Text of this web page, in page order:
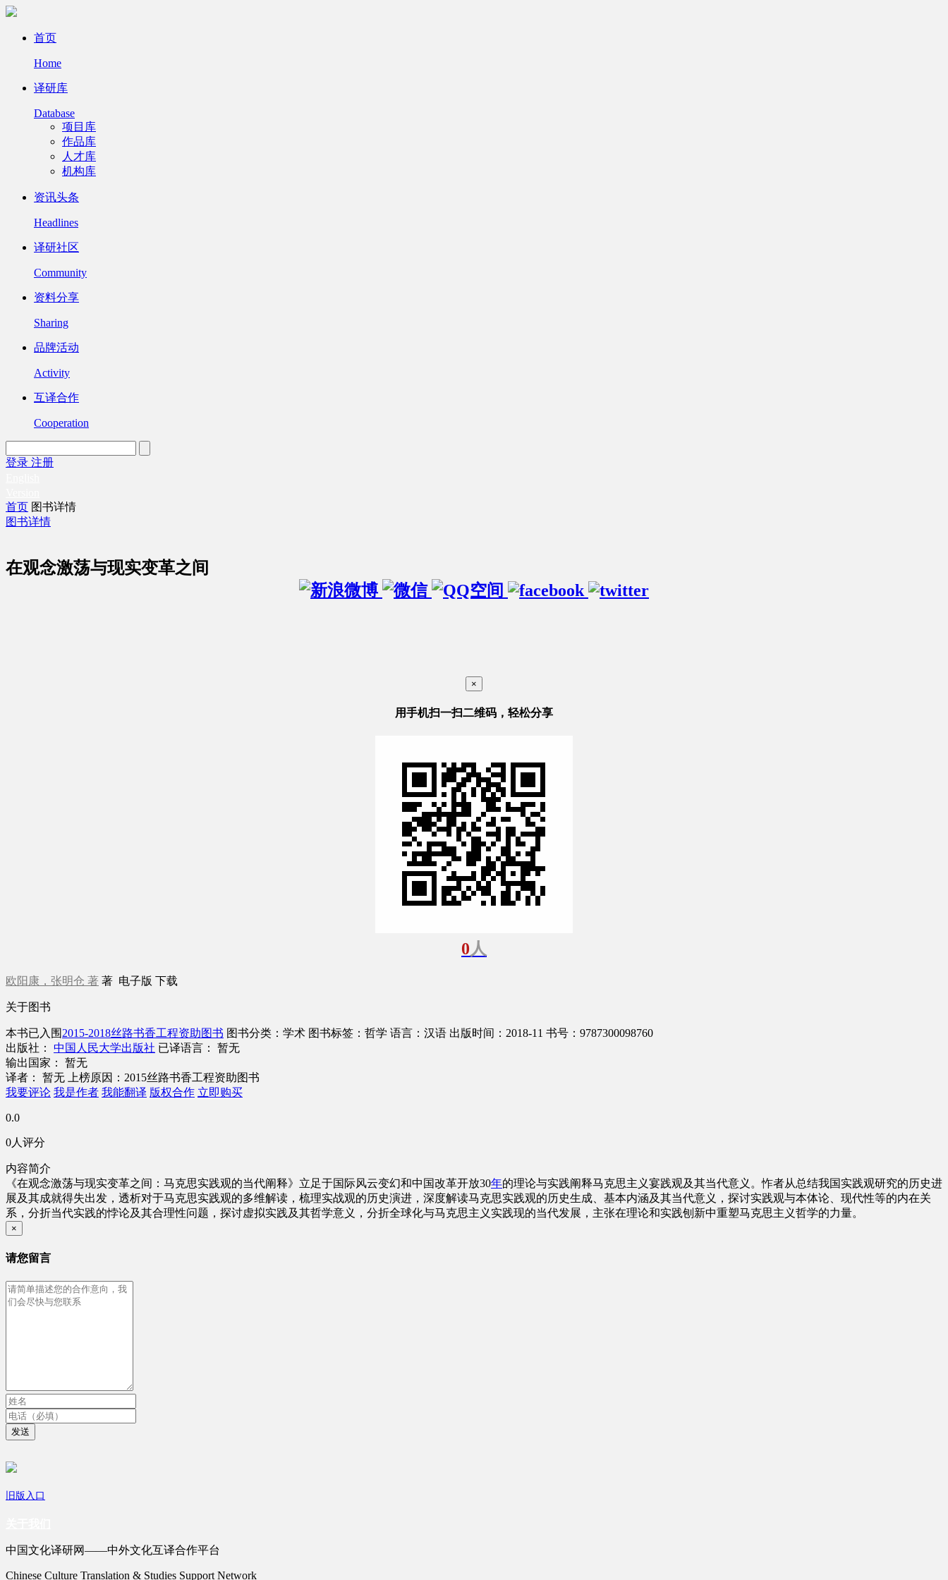
首页
Home
译研库
Database
项目库
作品库
人才库
机构库
资讯头条
Headlines
译研社区
Community
资料分享
Sharing
品牌活动
Activity
互译合作
Cooperation
登录 注册
首页 图书详情
图书详情
在观念激荡与现实变革之间
×
用手机扫一扫二维码，轻松分享
0人
欧阳康，张明仓 著 著 电子版 下载
关于图书
本书已入围 2015-2018丝路书香工程资助图书 图书分类：学术 图书标签：哲学 语言：汉语 出版时间：2018-11 书号：9787300098760
出版社： 中国人民大学出版社 已译语言： 暂无
输出国家： 暂无
译者： 暂无
上榜原因：2015丝路书香工程资助图书
我要评论 我是作者 我能翻译 版权合作 立即购买
0.0
0人评分
内容简介
《在观念激荡与现实变革之间：马克思实践观的当代阐释》立足于国际风云变幻和中国改革开放30年的理论与实践阐释马克思主义宴践观及其当代意义。怍者从总结我国实践观研究的历史进
展及其成就得失出发，透析对于马克思实践观的多维解读，梳理实战观的历史演进，深度解读马克思实践观的历史生成、基本内涵及其当代意义，探讨实践观与本体论、现代性等的内在关
系，分折当代实践的悖论及其合理性问题，探讨虚拟实践及其哲学意义，分折全球化与马克思主义实践现的当代发展，主张在理论和实践刨新中重塑马克思主义哲学的力量。
×
请您留言
发送
旧版入口
中国文化译研网——中外文化互译合作平台
Chinese Culture Translation & Studies Support Network